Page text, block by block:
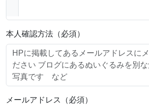
本人確認方法（必須）
メールアドレス（必須）